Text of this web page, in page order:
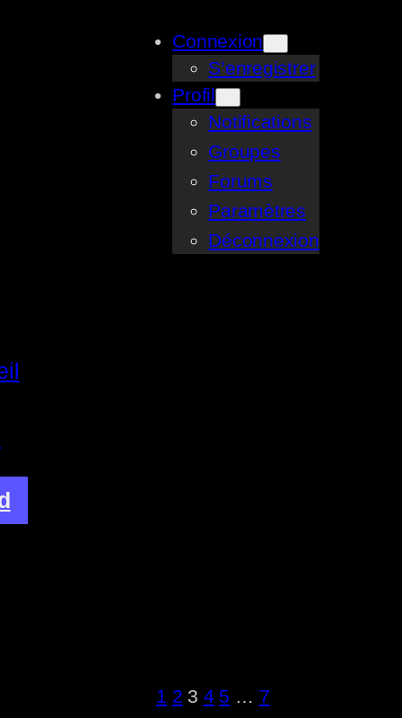
Connexion
S’enregistrer
Profil
Notifications
Groupes
Forums
Paramètres
Déconnexion
1 2 3 4 5 … 7